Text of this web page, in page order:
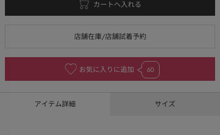
お気に入りに追加 60
アイテム詳細 サイズ